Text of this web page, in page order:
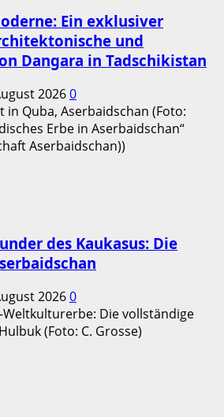
Ein exklusiver
und
Dangara in Tadschikistan
20260
des Kaukasus: Die
20260